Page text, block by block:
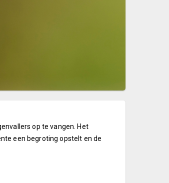
op te vangen. Het
een begroting opstelt en de